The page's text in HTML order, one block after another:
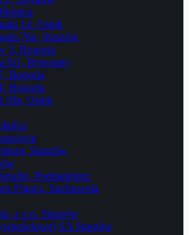
14, Osiek
76a, Staszów
3, Bogoria
8/1, Rytwiany
Bogoria
Bogoria
18a, Osiek
Staszów
Podmaleniec
Figacz, Suchowola
z o.o. Staszów
SA Staszów